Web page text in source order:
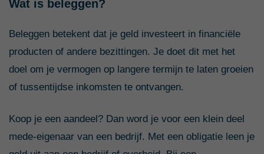
Wat is beleggen?
Beleggen betekent dat je geld investeert in financiële
producten of andere bezittingen. Je doet dit met het
doel om je vermogen op langere termijn te laten groeien
of tussentijdse inkomsten te ontvangen.
Koop je een aandeel? Dan word je voor een klein deel
mede-eigenaar van een bedrijf. Met een obligatie leen je